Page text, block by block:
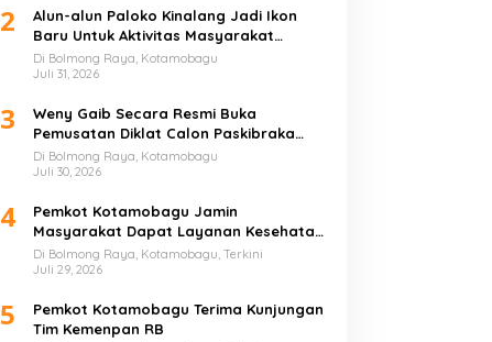
2
Alun-alun Paloko Kinalang Jadi Ikon
Baru Untuk Aktivitas Masyarakat
Kotamobagu
Di Bolmong Raya, Kotamobagu
Juli 31, 2026
3
Weny Gaib Secara Resmi Buka
Pemusatan Diklat Calon Paskibraka
Kotamobagu
Di Bolmong Raya, Kotamobagu
Juli 30, 2026
4
Pemkot Kotamobagu Jamin
Masyarakat Dapat Layanan Kesehatan
Gratis
Di Bolmong Raya, Kotamobagu, Terkini
Juli 29, 2026
5
Pemkot Kotamobagu Terima Kunjungan
Tim Kemenpan RB